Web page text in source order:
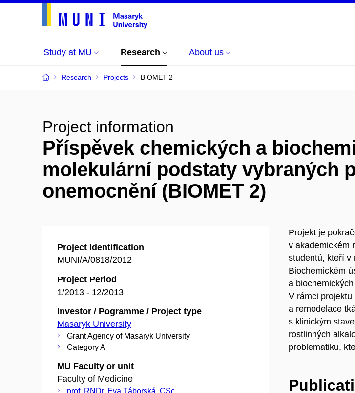
Study at MU Research About us
Research Projects BIOMET 2
Project information
Příspěvek chemických a
molekulární podstaty vybraných
onemocnění (BIOMET 2)
Project Identification
MUNI/A/0818/2012
Project Period
1/2013 - 12/2013
Investor / Pogramme / Project type
Masaryk University
Grant Agency of Masaryk University
Category A
MU Faculty or unit
Faculty of Medicine
prof. RNDr. Eva Táborská, CSc.
Projekt je
v akademickém
studentů, kteří v
Biochemickém
a
V rámci
a remodelace
s klinickým
rostlinných
problematiku,